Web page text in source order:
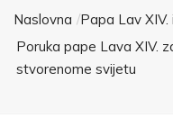
Naslovna Papa Lav XIV.
Poruka pape Lava XIV.
stvorenome svijetu